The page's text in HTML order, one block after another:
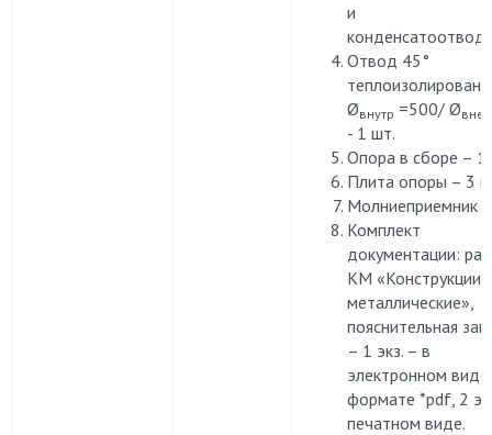
и
Отвод 45°
Øвнутр =500/ Ø
- 1 шт.
Опора в сборе – 1
Плита опоры – 3
Молниеприемник
Комплект
документации:
КМ «Конструкции
металлические»,
пояснительная
– 1 экз. – в
электронном виде
формате *pdf, 2
печатном виде.